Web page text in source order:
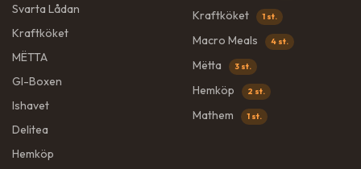
Svarta Lådan
Kraftköket
MËTTA
GI-Boxen
Ishavet
Delitea
Hemköp
Kraftköket 1 st.
Macro Meals 4 st.
Mëtta 3 st.
Hemköp 2 st.
Mathem 1 st.